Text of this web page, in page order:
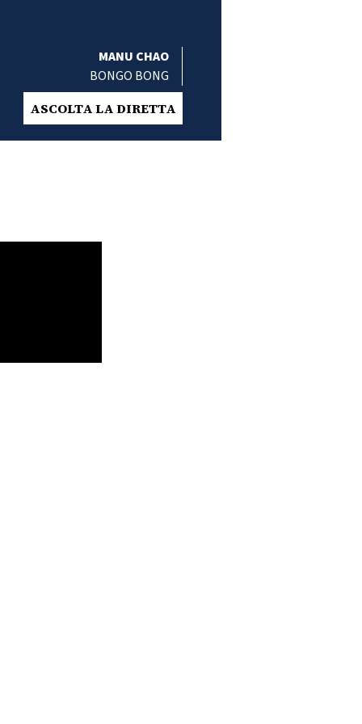
MANU CHAO
BONGO BONG
ASCOLTA LA DIRETTA